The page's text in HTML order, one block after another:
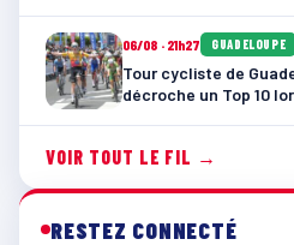
06/08 · 21h27 GUADELOUPE
Tour cycliste de
décroche un Top 10
VOIR TOUT LE FIL →
RESTEZ CONNECTÉ